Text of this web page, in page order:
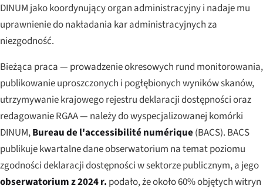
DINUM jako koordynujący organ administracyjny i nadaje mu
uprawnienie do nakładania kar administracyjnych za
niezgodność.
Bieżąca praca — prowadzenie okresowych rund monitorowania,
publikowanie uproszczonych i pogłębionych wyników skanów,
utrzymywanie krajowego rejestru deklaracji dostępności oraz
redagowanie RGAA — należy do wyspecjalizowanej komórki
DINUM,Bureau de l'accessibilité numérique(BACS). BACS
publikuje kwartalne dane obserwatorium na temat poziomu
zgodności deklaracji dostępności w sektorze publicznym, a jego
obserwatorium z 2024 r. podało, że około 60% objętych witryn